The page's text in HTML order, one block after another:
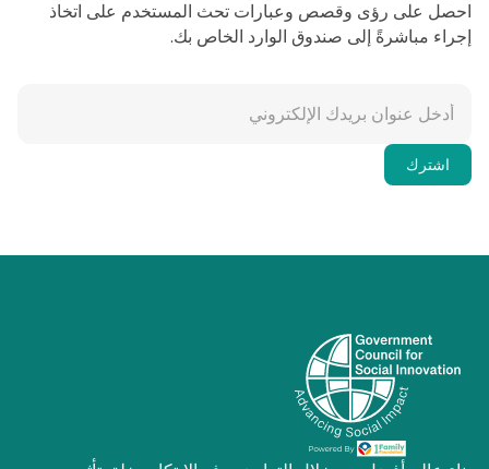
احصل على رؤى وقصص وعبارات تحث المستخدم على اتخاذ
إجراء مباشرةً إلى صندوق الوارد الخاص بك.